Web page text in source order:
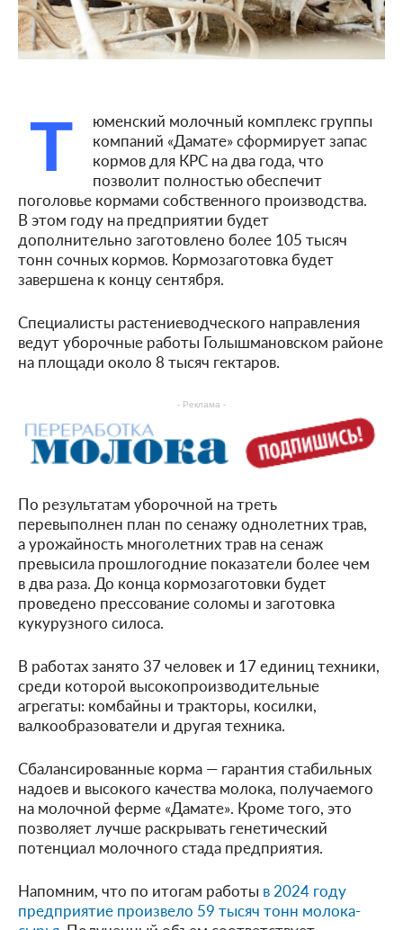
Т
юменский молочный комплекс группы
компаний «Дамате» сформирует запас
кормов для КРС на два года, что
позволит полностью обеспечит
поголовье кормами собственного производства.
В этом году на предприятии будет
дополнительно заготовлено более 105 тысяч
тонн сочных кормов. Кормозаготовка будет
завершена к концу сентября.
Специалисты растениеводческого направления
ведут уборочные работы Голышмановском районе
на площади около 8 тысяч гектаров.
- Реклама -
По результатам уборочной на треть
перевыполнен план по сенажу однолетних трав,
а урожайность многолетних трав на сенаж
превысила прошлогодние показатели более чем
в два раза. До конца кормозаготовки будет
проведено прессование соломы и заготовка
кукурузного силоса.
В работах занято 37 человек и 17 единиц техники,
среди которой высокопроизводительные
агрегаты: комбайны и тракторы, косилки,
валкообразователи и другая техника.
Сбалансированные корма — гарантия стабильных
надоев и высокого качества молока, получаемого
на молочной ферме «Дамате». Кроме того, это
позволяет лучше раскрывать генетический
потенциал молочного стада предприятия.
Напомним, что по итогам работы в 2024 году
предприятие произвело 59 тысяч тонн молока-